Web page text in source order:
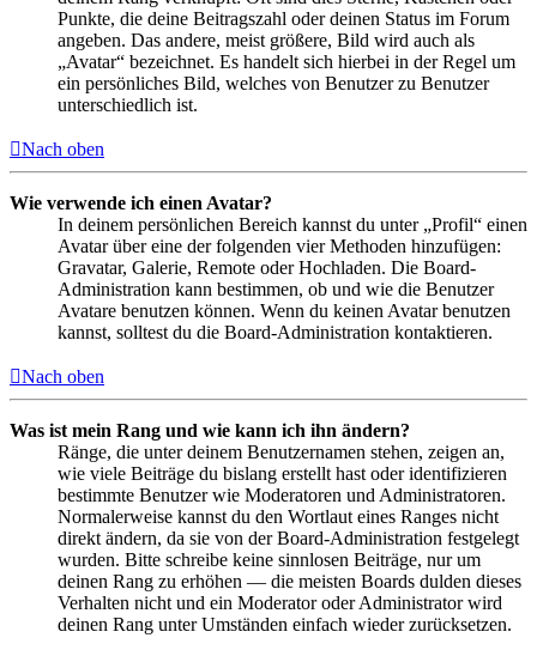
Punkte, die deine Beitragszahl oder deinen Status im Forum
angeben. Das andere, meist größere, Bild wird auch als
„Avatar“ bezeichnet. Es handelt sich hierbei in der Regel um
ein persönliches Bild, welches von Benutzer zu Benutzer
unterschiedlich ist.
Nach oben
Wie verwende ich einen Avatar?
In deinem persönlichen Bereich kannst du unter „Profil“ einen
Avatar über eine der folgenden vier Methoden hinzufügen:
Gravatar, Galerie, Remote oder Hochladen. Die Board-
Administration kann bestimmen, ob und wie die Benutzer
Avatare benutzen können. Wenn du keinen Avatar benutzen
kannst, solltest du die Board-Administration kontaktieren.
Nach oben
Was ist mein Rang und wie kann ich ihn ändern?
Ränge, die unter deinem Benutzernamen stehen, zeigen an,
wie viele Beiträge du bislang erstellt hast oder identifizieren
bestimmte Benutzer wie Moderatoren und Administratoren.
Normalerweise kannst du den Wortlaut eines Ranges nicht
direkt ändern, da sie von der Board-Administration festgelegt
wurden. Bitte schreibe keine sinnlosen Beiträge, nur um
deinen Rang zu erhöhen — die meisten Boards dulden dieses
Verhalten nicht und ein Moderator oder Administrator wird
deinen Rang unter Umständen einfach wieder zurücksetzen.